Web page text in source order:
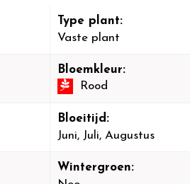
Type plant:
Vaste plant
Bloemkleur:
Rood
Bloeitijd:
Juni, Juli, Augustus
Wintergroen: